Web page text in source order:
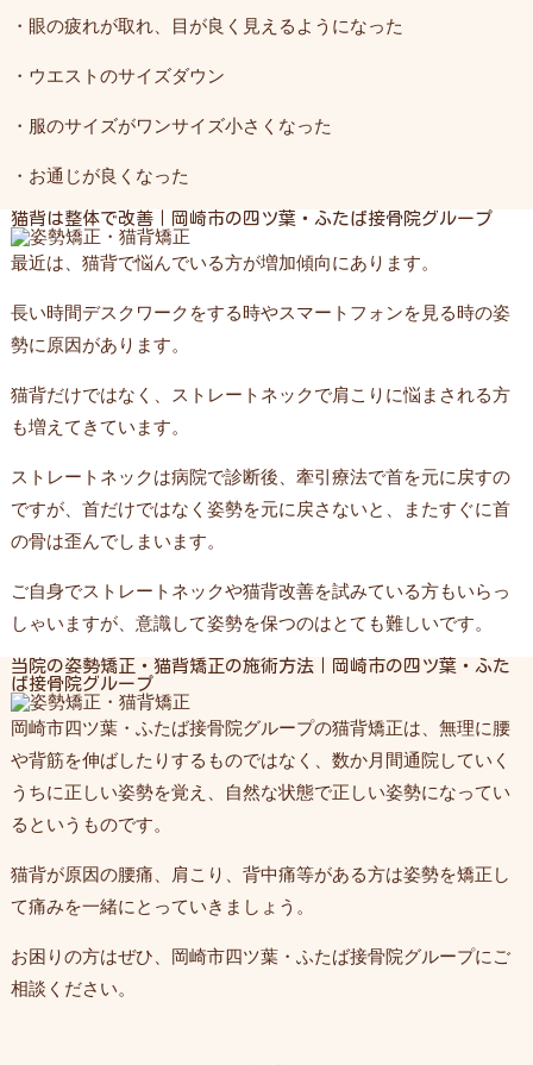
・眼の疲れが取れ、目が良く見えるようになった
・ウエストのサイズダウン
・服のサイズがワンサイズ小さくなった
・お通じが良くなった
猫背は整体で改善｜岡崎市の四ツ葉・ふたば接骨院グループ
最近は、猫背で悩んでいる方が増加傾向にあります。
長い時間デスクワークをする時やスマートフォンを見る時の姿
勢に原因があります。
猫背だけではなく、ストレートネックで肩こりに悩まされる方
も増えてきています。
ストレートネックは病院で診断後、牽引療法で首を元に戻すの
ですが、首だけではなく姿勢を元に戻さないと、またすぐに首
の骨は歪んでしまいます。
ご自身でストレートネックや猫背改善を試みている方もいらっ
しゃいますが、意識して姿勢を保つのはとても難しいです。
当院の姿勢矯正・猫背矯正の施術方法｜岡崎市の四ツ葉・ふた
ば接骨院グループ
岡崎市四ツ葉・ふたば接骨院グループの猫背矯正は、無理に腰
や背筋を伸ばしたりするものではなく、数か月間通院していく
うちに正しい姿勢を覚え、自然な状態で正しい姿勢になってい
るというものです。
猫背が原因の腰痛、肩こり、背中痛等がある方は姿勢を矯正し
て痛みを一緒にとっていきましょう。
お困りの方はぜひ、岡崎市四ツ葉・ふたば接骨院グループにご
相談ください。